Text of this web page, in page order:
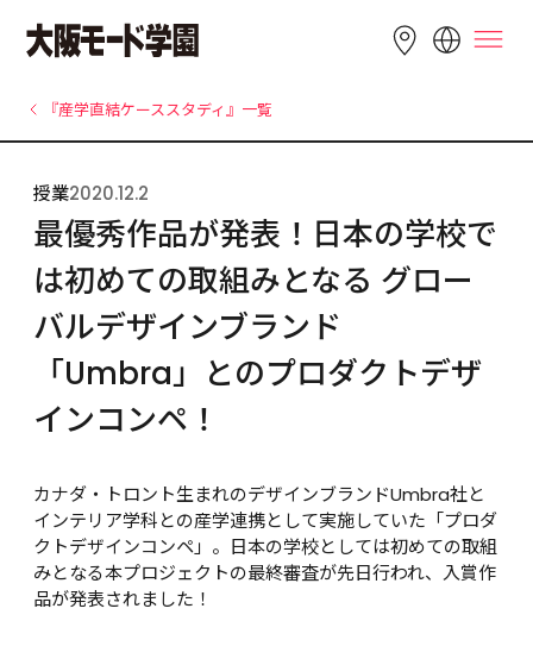
English 简体中文 繁體中文
한국어 Tiếng Việt
Indonesia
『産学直結ケーススタディ』一覧
授業2020.12.2
最優秀作品が発表！日本の学校で
は初めての取組みとなる グロー
バルデザインブランド
「Umbra」とのプロダクトデザ
インコンペ！
カナダ・トロント生まれのデザインブランドUmbra社と
インテリア学科との産学連携として実施していた「プロダ
クトデザインコンペ」。日本の学校としては初めての取組
みとなる本プロジェクトの最終審査が先日行われ、入賞作
品が発表されました！